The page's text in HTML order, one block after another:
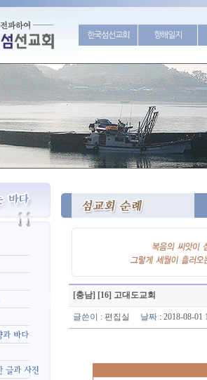
한국섬선교회 항해일지
[충남] [16] 고대도교회
글쓴이 : 편집실 날짜: 2018-08-